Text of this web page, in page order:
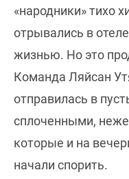
«народники» тихо
отрывались в
жизнью. Но это
Команда Ляйсан
отправилась в
сплоченными,
которые и на
начали спорить.